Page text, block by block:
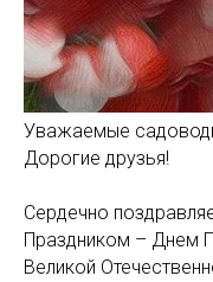
Уважаемые
Дорогие друзья!
Сердечно
Праздником – Днем
Великой